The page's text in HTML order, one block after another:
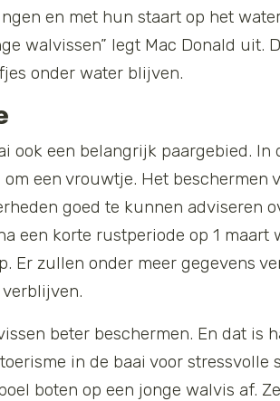
en met hun staart op het
walvissen” legt Mac Donald uit.
onder water blijven.
ook een belangrijk paargebied.
een vrouwtje. Het
goed te kunnen adviseren
een korte rustperiode op 1 maart
Er zullen onder meer gegevens
beter beschermen. En dat is
in de baai voor
boten op een jonge walvis af.